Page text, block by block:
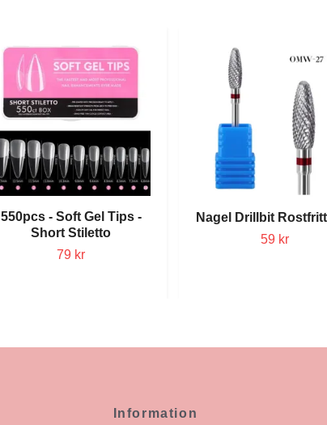
550pcs - Soft Gel Tips -
Short Stiletto
79 kr
Nagel Drillbit Rostfritt
59 kr
Information